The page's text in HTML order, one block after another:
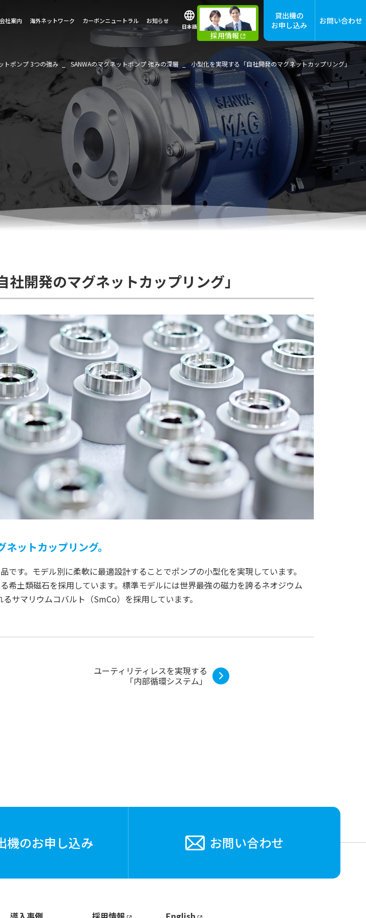
会社案内 海外ネットワーク カーボンニュートラル お知らせ
日本語
採用情報
貸出機の
お申し込み
お問い合わせ
トポンプ 3つの強み SANWAのマグネットポンプ 強みの深層 小型化を実現する「自社開発のマグネットカップリング」
開発のマグネットカップリング」
ットカップリング。
です。モデル別に柔軟に最適設計することでポンプの小型化を実現しています。
希土類磁石を採用しています。標準モデルには世界最強の磁力を誇るネオジウム
サマリウムコバルト（SmCo）を採用しています。
ユーティリティレスを実現する
「内部循環システム」
機のお申し込み お問い合わせ